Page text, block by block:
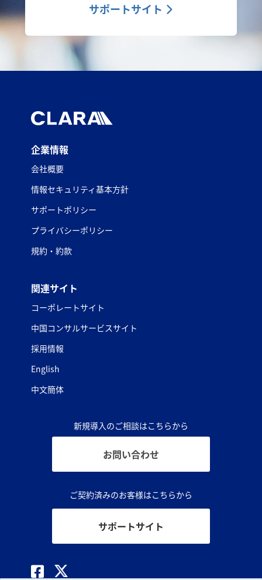
サポートサイト
企業情報
会社概要
情報セキュリティ基本方針
サポートポリシー
プライバシーポリシー
規約・約款
関連サイト
コーポレートサイト
中国コンサルサービスサイト
採用情報
English
中文簡体
新規導入のご相談はこちらから
お問い合わせ
ご契約済みのお客様はこちらから
サポートサイト